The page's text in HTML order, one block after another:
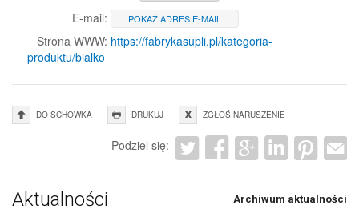
E-mail:
POKAŻ ADRES E-MAIL
Strona WWW: https://fabrykasupli.pl/kategoria-
produktu/bialko
DO SCHOWKA DRUKUJ ZGŁOŚ NARUSZENIE
Podziel się:
Aktualności Archiwum aktualności